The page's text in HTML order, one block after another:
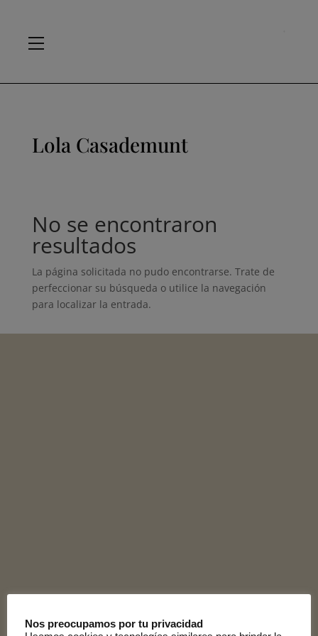
Lola Casademunt
No se encontraron
resultados
La página solicitada no pudo encontrarse. Trate de
perfeccionar su búsqueda o utilice la navegación
para localizar la entrada.
Nos preocupamos por tu privacidad